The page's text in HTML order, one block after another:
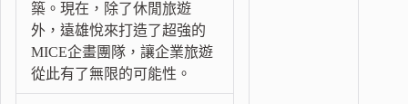
築。現在，除了休閒旅遊
外，遠雄悅來打造了超強的
MICE企畫團隊，讓企業旅遊
從此有了無限的可能性。